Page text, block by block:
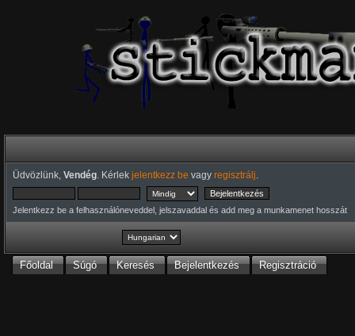
Üdvözlünk, Vendég. Kérlek jelentkezz be vagy regisztrálj
Jelentkezz be a felhasználóneveddel, jelszavaddal és add meg a munkamenet hosszát
Főoldal Súgó Keresés Bejelentkezés Regisztráció